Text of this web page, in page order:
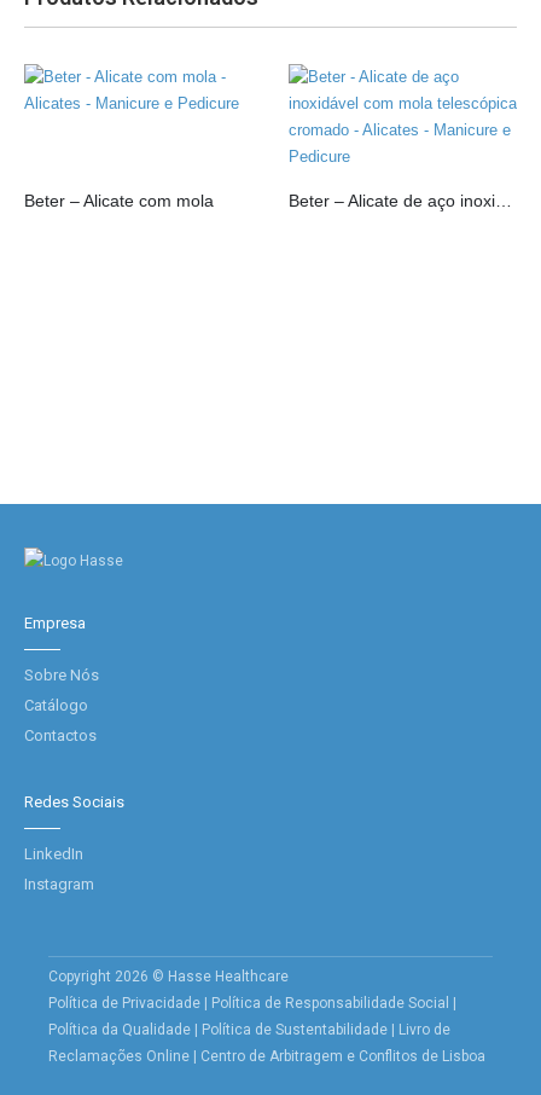
Beter – Alicate com mola
Empresa
Sobre Nós
Catálogo
Contactos
Redes Sociais
LinkedIn
Instagram
Copyright 2026 © Hasse Healthcare
Política de Privacidade
Política de Responsabilidade Social
Política da Qualidade
Política de Sustentabilidade
Livro de
Reclamações Online
Centro de Arbitragem e Conflitos de Lisboa